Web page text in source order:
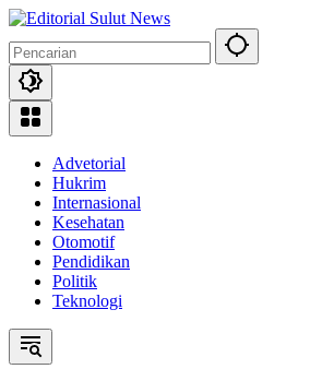
Langsung
konten
Advetorial
Hukrim
Internasional
Kesehatan
Otomotif
Pendidikan
Politik
Teknologi